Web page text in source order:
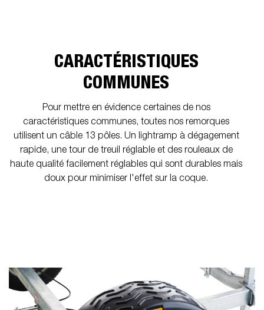
CARACTÉRISTIQUES
COMMUNES
Pour mettre en évidence certaines de nos
caractéristiques communes, toutes nos remorques
utilisent un câble 13 pôles. Un lightramp à dégagement
rapide, une tour de treuil réglable et des rouleaux de
haute qualité facilement réglables qui sont durables mais
doux pour minimiser l'effet sur la coque.